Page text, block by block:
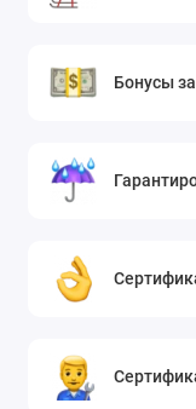
Бонусы